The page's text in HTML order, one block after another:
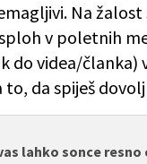
Na
v poletnih
do videa/članka)
to, da spiješ
lahko sonce